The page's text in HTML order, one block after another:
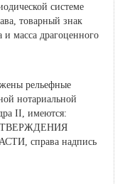
системе
товарный знак
и масса драгоценного
рельефные
нотариальной
II, имеются:
справа надпись